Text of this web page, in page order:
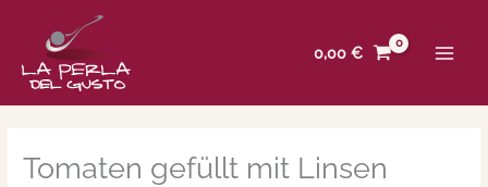
springen
0,00€
Tomaten gefüllt mit Linsen